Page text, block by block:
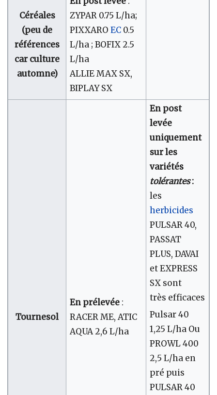
Céréales
(peu de
références
car culture
automne)
ZYPAR 0.75 L/ha;
PIXXARO EC0.5
L/ha ; BOFIX 2.5
L/ha
ALLIE MAX SX,
BIPLAY SX
Tournesol
En prélevée:
RACER ME, ATIC
AQUA 2,6 L/ha
En post
levée
uniquement
sur les
variétés
tolérantes:
les
herbicides
PULSAR 40,
PASSAT
PLUS, DAVAI
et EXPRESS
SX sont
très efficaces
Pulsar 40
1,25 L/ha Ou
PROWL 400
2,5 L/ha en
pré puis
PULSAR 40